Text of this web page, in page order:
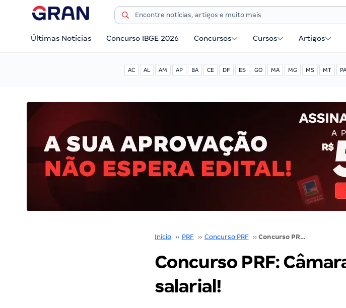
Últimas Notícias Concurso IBGE 2026 Concursos Cursos Artigos
AC AL AM AP BA CE DF ES GO MA MG MS MT PA
Início ›› PRF ›› Concurso PRF ›› Concurso PRF: Câmara aprova reajuste salarial!
Concurso PRF:
salarial!